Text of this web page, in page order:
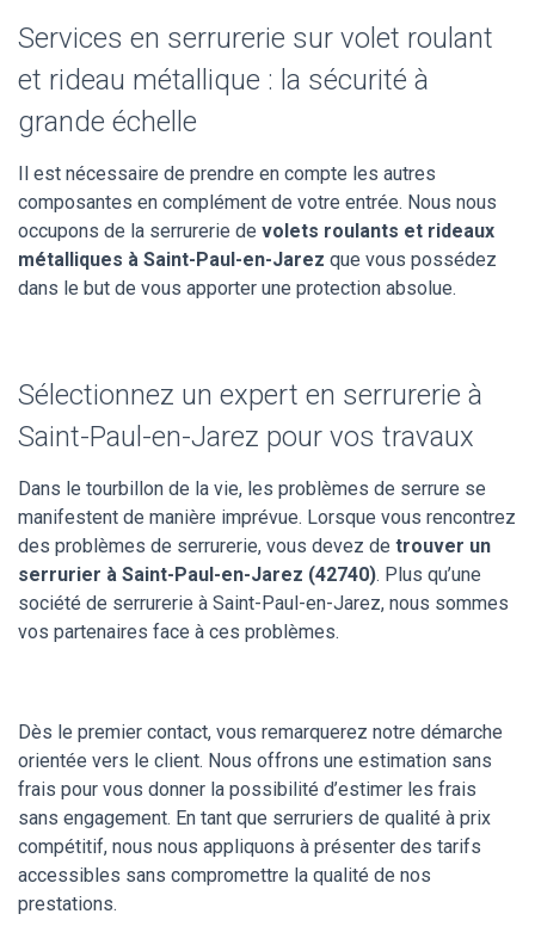
Services en serrurerie sur volet roulant
et rideau métallique : la sécurité à
grande échelle
Il est nécessaire de prendre en compte les autres
composantes en complément de votre entrée. Nous nous
occupons de la serrurerie de volets roulants et rideaux
métalliques à Saint-Paul-en-Jarez que vous possédez
dans le but de vous apporter une protection absolue.
Sélectionnez un expert en serrurerie à
Saint-Paul-en-Jarez pour vos travaux
Dans le tourbillon de la vie, les problèmes de serrure se
manifestent de manière imprévue. Lorsque vous rencontrez
des problèmes de serrurerie, vous devez de trouver un
serrurier à Saint-Paul-en-Jarez (42740). Plus qu’une
société de serrurerie à Saint-Paul-en-Jarez, nous sommes
vos partenaires face à ces problèmes.
Dès le premier contact, vous remarquerez notre démarche
orientée vers le client. Nous offrons une estimation sans
frais pour vous donner la possibilité d’estimer les frais
sans engagement. En tant que serruriers de qualité à prix
compétitif, nous nous appliquons à présenter des tarifs
accessibles sans compromettre la qualité de nos
prestations.